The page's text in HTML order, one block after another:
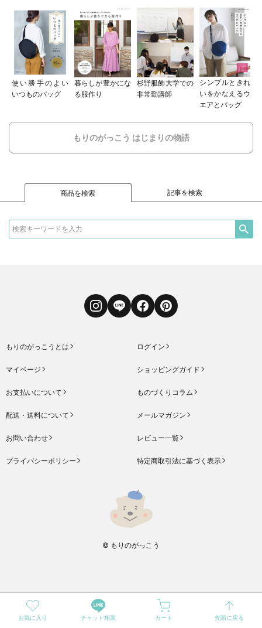
使い勝手のよい
いつものバッグ
暮らしが豊かにな
る服作り
杉野服飾大学での
非常勤講師
シンプルときれ
いをかなえるウ
エアとバッグ
もりのがっこう はじまりの物語
商品を検索 記事を検索
InstagramLINE FacebookPinterest
もりのがっこうとは ログイン
マイページ ショッピングガイド
お支払いについて ものづくりコラム
配送・送料について メールマガジン
お問い合わせ レビュー一覧
プライバシーポリシー 特定商取引法に基づく表示
© もりのがっこう
お気に入り チャット相談 カート 先頭に戻る